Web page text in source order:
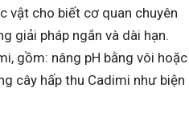
vật cho biết cơ quan chuyên
giải pháp ngắn và dài hạn.
gồm: nâng pH bằng vôi hoặc
cây hấp thu Cadimi như biện